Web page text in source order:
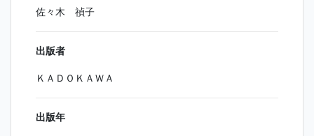
佐々木 禎子
出版者
ＫＡＤＯＫＡＷＡ
出版年